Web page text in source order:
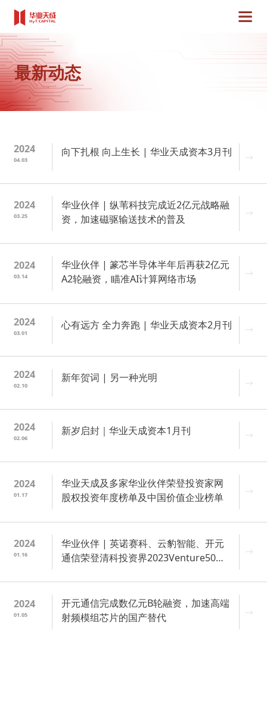
最新动态
2024
04.03
向下扎根 向上生长 | 华业天成资本3月刊
2024
03.25
华业伙伴 | 纵苇科技完成近2亿元战略融
资，加速磁驱输送技术的普及
2024
03.14
华业伙伴 | 篆芯半导体半年后再获2亿元
A2轮融资，瞄准AI计算网络市场
2024
03.01
心有远方 全力奔跑 | 华业天成资本2月刊
2024
02.10
新年贺词 | 另一种光明
2024
02.06
新岁启封｜华业天成资本1月刊
2024
01.17
华业天成及多家华业伙伴荣登投资家网
股权投资年度榜单及中国价值企业榜单
2024
01.16
华业伙伴 | 英诺赛科、云豹智能、开元
通信荣登清科投资界2023Venture50多
2024
01.05
开元通信完成数亿元B轮融资，加速高端
射频模组芯片的国产替代